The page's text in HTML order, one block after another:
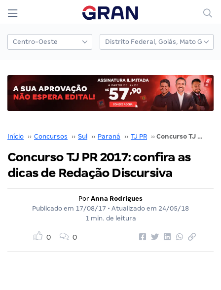
Início ›› Concursos ›› Sul ›› Paraná ›› TJ PR ›› Concurso TJ PR 2017: confira as dicas de Redação Discursiva
Concurso TJ PR 2017: confira as
dicas de Redação Discursiva
Por Anna Rodrigues
Publicado em 17/08/17 • Atualizado em 24/05/18
1 min. de leitura
0 0